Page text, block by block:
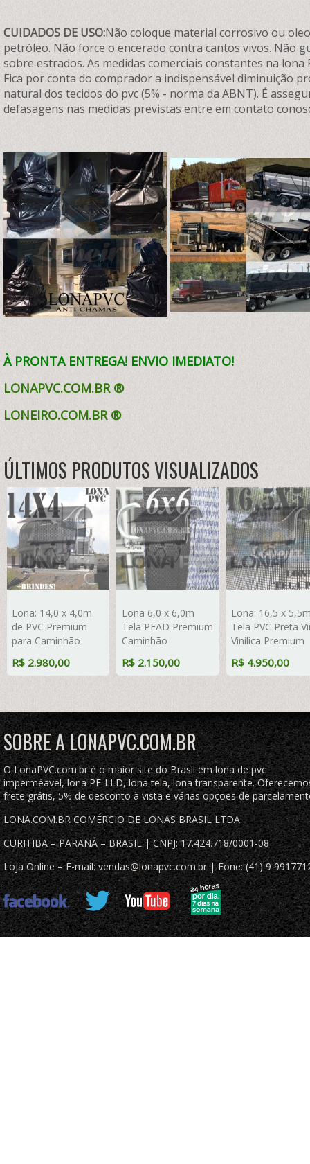
CUIDADOS DE USO:Não coloque material corrosivo ou
petróleo. Não force o encerado contra cantos vivos. Não
sobre estrados. As medidas comerciais constantes na
Fica por conta do comprador a indispensável diminuição
natural dos tecidos do pvc (5% - norma da ABNT). É
defasagens nas medidas previstas entre em contato
À PRONTA ENTREGA! ENVIO IMEDIATO!
LONAPVC.COM.BR ®
LONEIRO.COM.BR ®
ÚLTIMOS PRODUTOS VISUALIZADOS
Lona: 14,0 x 4,0m
de PVC Premium
para Caminhão
Vinilona
Chamas + 22
LonaFlex Gancho
25cm + 22 LonaFlex
Gancho 50cm 1
ROW 0,35m
R$ 2.980,00
Lona 6,0 x 6,0m
Tela PEAD Premium
Caminhão
Prata/Azul : 90% de
INOX a cada 50cm
R$ 2.150,00
Lona: 16,5 x
Tela PVC Preta
Vinílica Premium
Cobertura de
Chamas
R$ 4.950,00
SOBRE A LONAPVC.COM.BR
O LonaPVC.com.br é o maior site do Brasil em lona de pvc
imperméavel, lona PE-LLD, lona tela, lona transparente.
frete grátis, 5% de desconto à vista e várias opções de
LONA.COM.BR COMÉRCIO DE LONAS BRASIL LTDA.
CURITIBA – PARANÁ – BRASIL | CNPJ: 17.424.718/0001-08
Loja Online – E-mail: vendas@lonapvc.com.br | Fone: (41) 9